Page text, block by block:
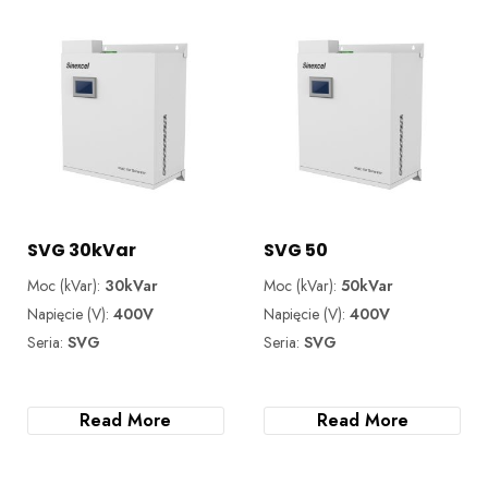
SVG 30kVar
Moc (kVar): 30kVar
Napięcie (V): 400V
Seria: SVG
Read More
SVG 50
Moc (kVar):50kVar
Napięcie (V):400V
Seria:SVG
Read More